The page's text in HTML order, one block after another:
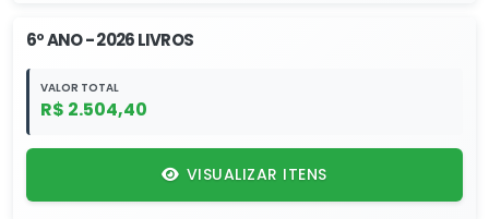
6º ANO - 2026 LIVROS
VALOR TOTAL
R$ 2.504,40
VISUALIZAR ITENS